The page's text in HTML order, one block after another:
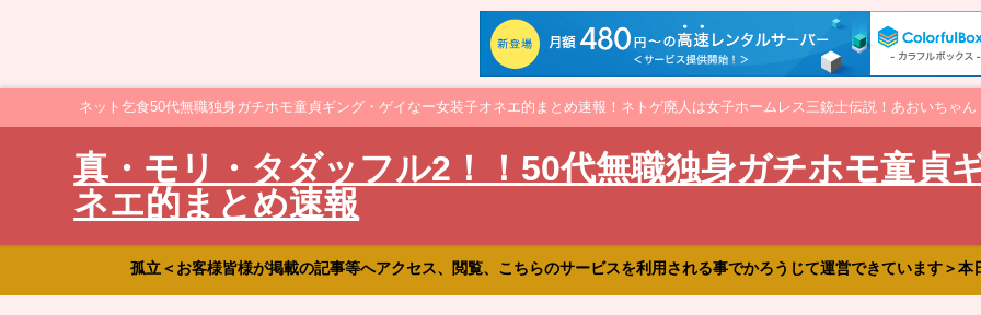
ネット乞食50代無職独身ガチホモ童貞ギング・ゲイなー女装子オネエ的まとめ速報！ネトゲ廃人は女子ホームレス三銃士伝説！あおいちゃ
真・モリ・タダッフル2！！50代無職独身ガチホモ童貞
ネエ的まとめ速報
孤立＜お客様皆様が掲載の記事等へアクセス、閲覧、こちらのサービスを利用される事でかろうじて運営できています＞